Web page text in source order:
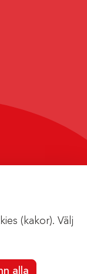
(kakor). Välj
alla